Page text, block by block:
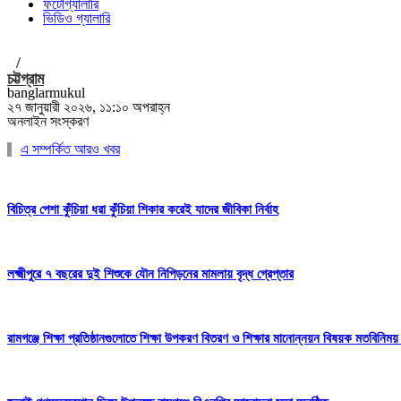
ফটোগ্যালারি
ভিডিও গ্যালারি
/
চট্টগ্রাম
banglarmukul
২৭ জানুয়ারী ২০২৬, ১১:১০ অপরাহ্ন
অনলাইন সংস্করণ
এ সম্পর্কিত আরও খবর
বিচিত্র পেশা কুঁচিয়া ধরা কুঁচিয়া শিকার করেই যাদের জীবিকা নির্বাহ
লক্ষ্মীপুরে ৭ বছরের দুই শিশুকে যৌন নিপিড়নের মামলায় বৃদ্ধ গ্রেপ্তার
রামগঞ্জে শিক্ষা প্রতিষ্ঠানগুলোতে শিক্ষা উপকরণ বিতরণ ও শিক্ষার মানোন্নয়ন বিষয়ক